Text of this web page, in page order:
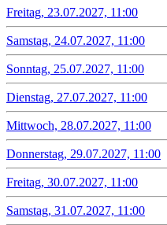
Freitag, 23.07.2027, 11:00
Samstag, 24.07.2027, 11:00
Sonntag, 25.07.2027, 11:00
Dienstag, 27.07.2027, 11:00
Mittwoch, 28.07.2027, 11:00
Donnerstag, 29.07.2027, 11:00
Freitag, 30.07.2027, 11:00
Samstag, 31.07.2027, 11:00